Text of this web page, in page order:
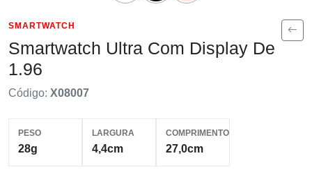
SMARTWATCH
Smartwatch Ultra Com Display De
1.96
Código: X08007
PESO
28g
LARGURA
4,4cm
COMPRIMENTO
27,0cm